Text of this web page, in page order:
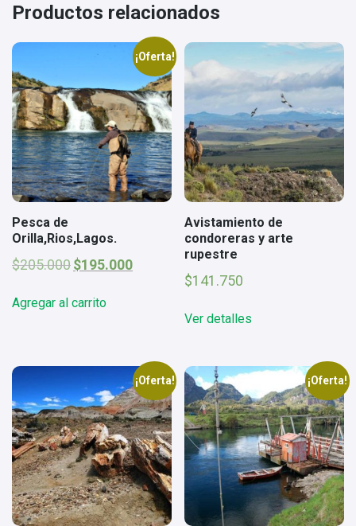
Productos relacionados
¡Oferta!
Pesca de
Orilla,Rios,Lagos.
$205.000 El
era:
$195.000El
Agregar al carrito
Avistamiento de
condoreras y arte
rupestre
$141.750
Ver detalles
¡Oferta! ¡Oferta!